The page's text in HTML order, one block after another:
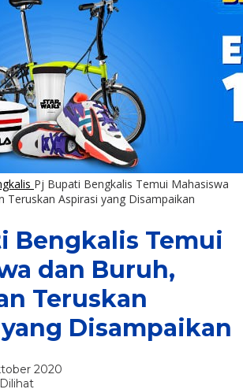
Pj Bupati Bengkalis Temui Mahasiswa
Teruskan Aspirasi yang Disampaikan
Bengkalis Temui
dan Buruh,
Teruskan
Disampaikan
2020